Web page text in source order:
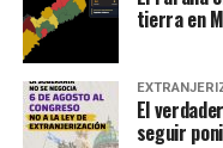
tierra en
El
seguir